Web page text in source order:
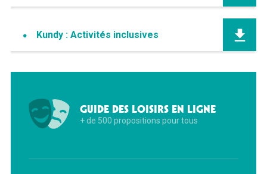
Kundy : Activités inclusives
GUIDE DES LOISIRS EN LIGNE
+ de 500 propositions pour tous